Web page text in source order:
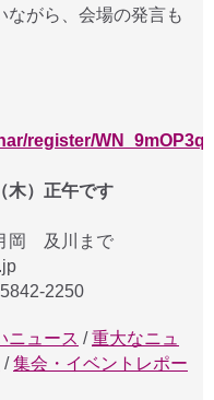
がら、会場の発言も
register/
木）正午です
岡 及川まで
2250
ニュース /重大なニュ
/集会・イベントレポー